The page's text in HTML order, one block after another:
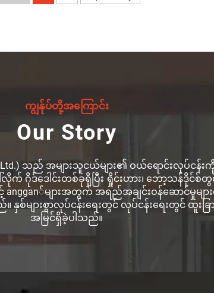
ကျွန်ုပ်တို့အကြောင်း
Our Story
Ltd.) သည် အများသူငယ်များ၏ ဝယ်ရောင်းလုပ်
လိုက် ဂိုဒ်ဒေါင်းတစ်ခုရှိပြီး ရှိုင်းဟား၊ ဘော့သ
anggan်များအတွက် အရည်အချင်းဝန်ဆောင်မှုမျာ
ားစွာလုပ်ငန်းရေးတွင် လုပ်ငန်းရေးတွင် ထူးခြာ
အမြင်ရှိခဲ့ပါသည်။